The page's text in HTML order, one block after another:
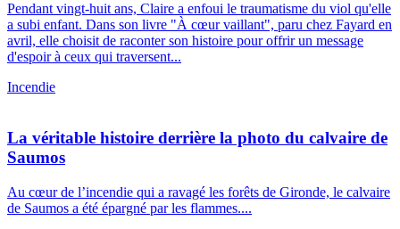
Pendant vingt-huit ans, Claire a enfoui le traumatisme du viol qu'elle
a subi enfant. Dans son livre "À cœur vaillant", paru chez Fayard en
avril, elle choisit de raconter son histoire pour offrir un message
d'espoir à ceux qui traversent...
Incendie
La véritable histoire derrière la photo du calvaire de
Saumos
Au cœur de l’incendie qui a ravagé les forêts de Gironde, le calvaire
de Saumos a été épargné par les flammes....